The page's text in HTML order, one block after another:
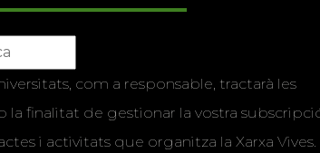
com a responsable, tractarà les
la finalitat de gestionar la vostra
i activitats que organitza la Xarxa Vives.